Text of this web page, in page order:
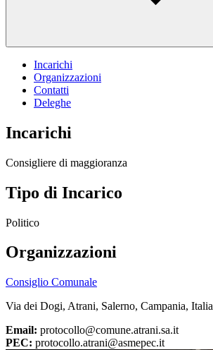
Incarichi
Organizzazioni
Contatti
Deleghe
Incarichi
Consigliere di maggioranza
Tipo di Incarico
Politico
Organizzazioni
Consiglio Comunale
Via dei Dogi, Atrani, Salerno, Campania, Italia
Email: protocollo@comune.atrani.sa.it
PEC: protocollo.atrani@asmepec.it